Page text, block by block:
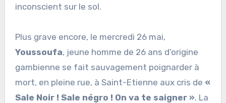
inconscient sur le sol.
Plus grave encore, le mercredi 26 mai,
Youssoufa, jeune homme de 26 ans d’origine
gambienne se fait sauvagement poignarder à
mort, en pleine rue, à Saint-Etienne aux cris de «
Sale Noir ! Sale négro ! On va te saigner ». La